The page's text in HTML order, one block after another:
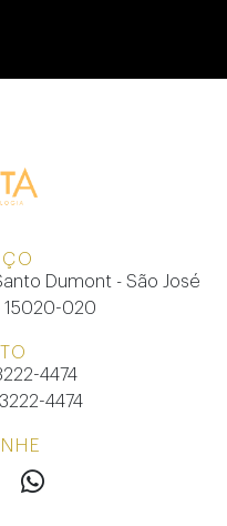
Dumont - São José
15020-020
4474
4474